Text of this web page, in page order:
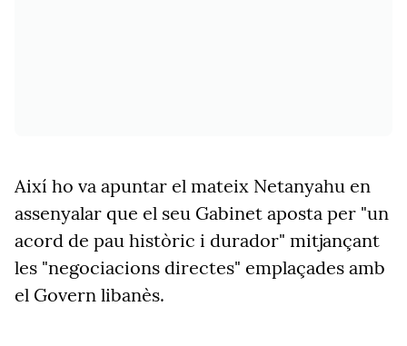
Així ho va apuntar el mateix Netanyahu en
assenyalar que el seu Gabinet aposta per "un
acord de pau històric i durador" mitjançant
les "negociacions directes" emplaçades amb
el Govern libanès.